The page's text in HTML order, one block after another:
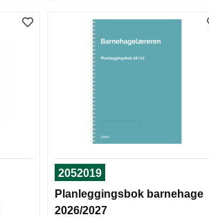
2052019
Planleggingsbok barnehage
2026/2027